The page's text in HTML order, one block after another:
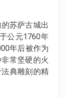
苏萨古城出
公元1760年
年后被作为
常坚硬的火
典雕刻的精